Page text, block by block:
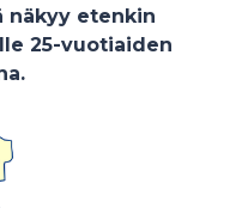
näkyy etenkin
25-vuotiaiden